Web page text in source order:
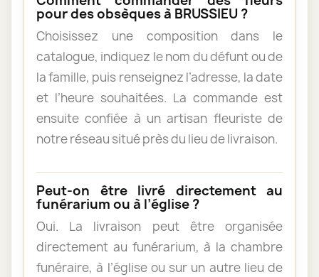
pour des obsèques à BRUSSIEU ?
Choisissez une composition dans le
catalogue, indiquez le nom du défunt ou de
la famille, puis renseignez l’adresse, la date
et l’heure souhaitées. La commande est
ensuite confiée à un artisan fleuriste de
notre réseau situé près du lieu de livraison.
Peut-on être livré directement au
funérarium ou à l’église ?
Oui. La livraison peut être organisée
directement au funérarium, à la chambre
funéraire, à l’église ou sur un autre lieu de